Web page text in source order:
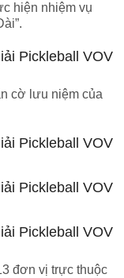
hiện nhiệm vụ
cờ lưu niệm của
đơn vị trực thuộc